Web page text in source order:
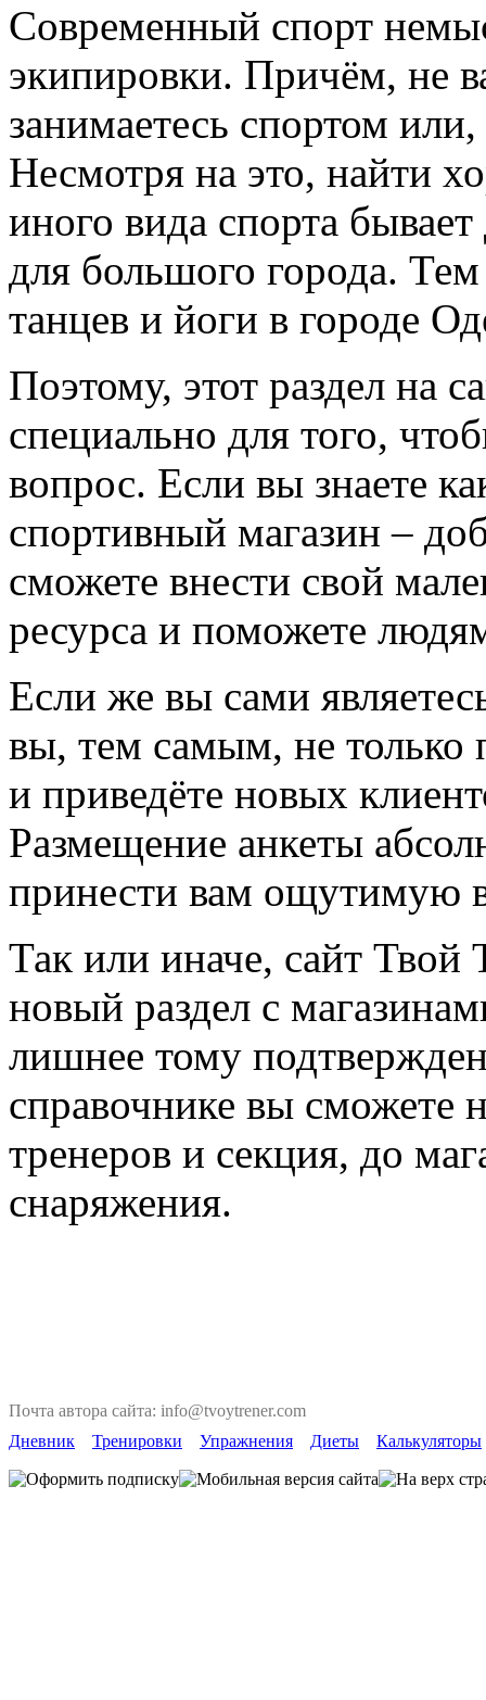
Современный спорт
экипировки. Причём, не
занимаетесь спортом
Несмотря на это, найти
иного вида спорта
для большого города.
танцев и йоги в городе
Поэтому, этот раздел на
специально для того,
вопрос. Если вы знаете
спортивный магазин –
сможете внести свой
ресурса и поможете
Если же вы сами
вы, тем самым, не только
и приведёте новых
Размещение анкеты
принести вам ощутимую
Так или иначе, сайт Твой
новый раздел с
лишнее тому
справочнике вы сможете
тренеров и секция, до
снаряжения.
Почта автора сайта: info@tvoytrener.com
Дневник
Тренировки Упражнения Диеты Калькуляторы